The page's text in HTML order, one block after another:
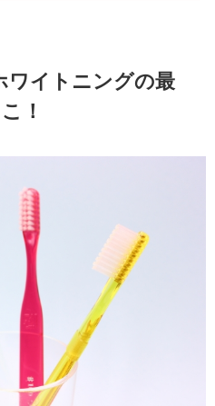
ワイトニングの最
！